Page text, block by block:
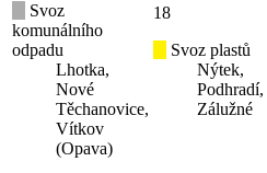
Svoz
komunálního
odpadu
Lhotka,
Nové
Těchanovice,
Vítkov
(Opava)
18
Svoz plastů
Nýtek,
Podhradí,
Zálužné